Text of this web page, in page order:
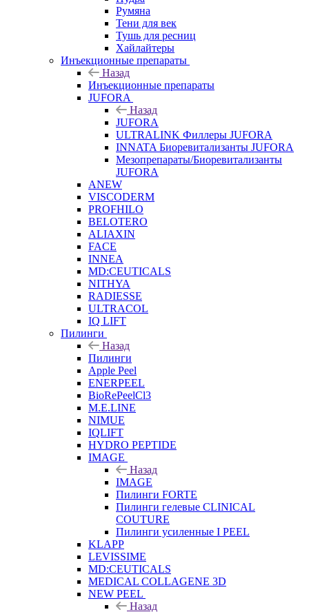
Румяна
Тени для век
Тушь для ресниц
Хайлайтеры
Инъекционные препараты
Назад
Инъекционные препараты
JUFORA
Назад
JUFORA
ULTRALINK Филлеры JUFORA
INNATA Биоревитализанты JUFORA
Мезопрепараты/Биоревитализанты
JUFORA
ANEW
VISCODERM
PROFHILO
BELOTERO
ALIAXIN
FACE
INNEA
MD:CEUTICALS
NITHYA
RADIESSE
ULTRACOL
IQ LIFT
Пилинги
Назад
Пилинги
Apple Peel
ENERPEEL
BioRePeelCl3
M.E.LINE
NIMUE
IQLIFT
HYDRO PEPTIDE
IMAGE
Назад
IMAGE
Пилинги FORTE
Пилинги гелевые CLINICAL
COUTURE
Пилинги усиленные I PEEL
KLAPP
LEVISSIME
MD:CEUTICALS
MEDICAL COLLAGENE 3D
NEW PEEL
Назад